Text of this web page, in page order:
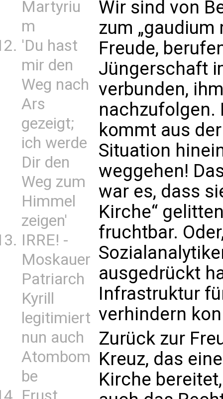
Martyriu
m
'Du hast
mir den
Weg nach
Ars
gezeigt;
ich werde
Dir den
Weg zum
Himmel
zeigen'
IRRE! -
Moskauer
Patriarch
Kyrill
legitimiert
nun auch
Atombom
be
Wir sind von
zum „gaudium
Freude,
Jüngerschaft
verbunden,
nachzufolgen.
kommt aus
Situation
weggehen!
war es, dass
Kirche“
fruchtbar.
ausgedrückt
Infrastruktur
verhindern
Zurück zur
Kreuz, das
Kirche